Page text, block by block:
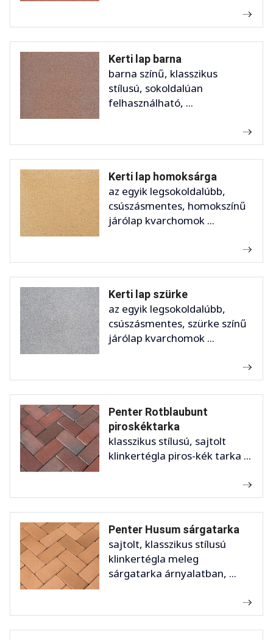
Kerti lap barna
barna színű, klasszikus
stílusú, sokoldalúan
felhasználható, ...
Kerti lap homoksárga
az egyik legsokoldalúbb,
csúszásmentes, homokszínű
járólap kvarchomok ...
Kerti lap szürke
az egyik legsokoldalúbb,
csúszásmentes, szürke színű
járólap kvarchomok ...
Penter Rotblaubunt
piroskéktarka
klasszikus stílusú, sajtolt
klinkertégla piros-kék tarka ...
Penter Husum sárgatarka
sajtolt, klasszikus stílusú
klinkertégla meleg
sárgatarka árnyalatban, ...